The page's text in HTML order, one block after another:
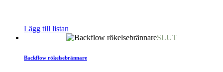
Lägg till listan
SLUT
Backflow rökelsebrännare